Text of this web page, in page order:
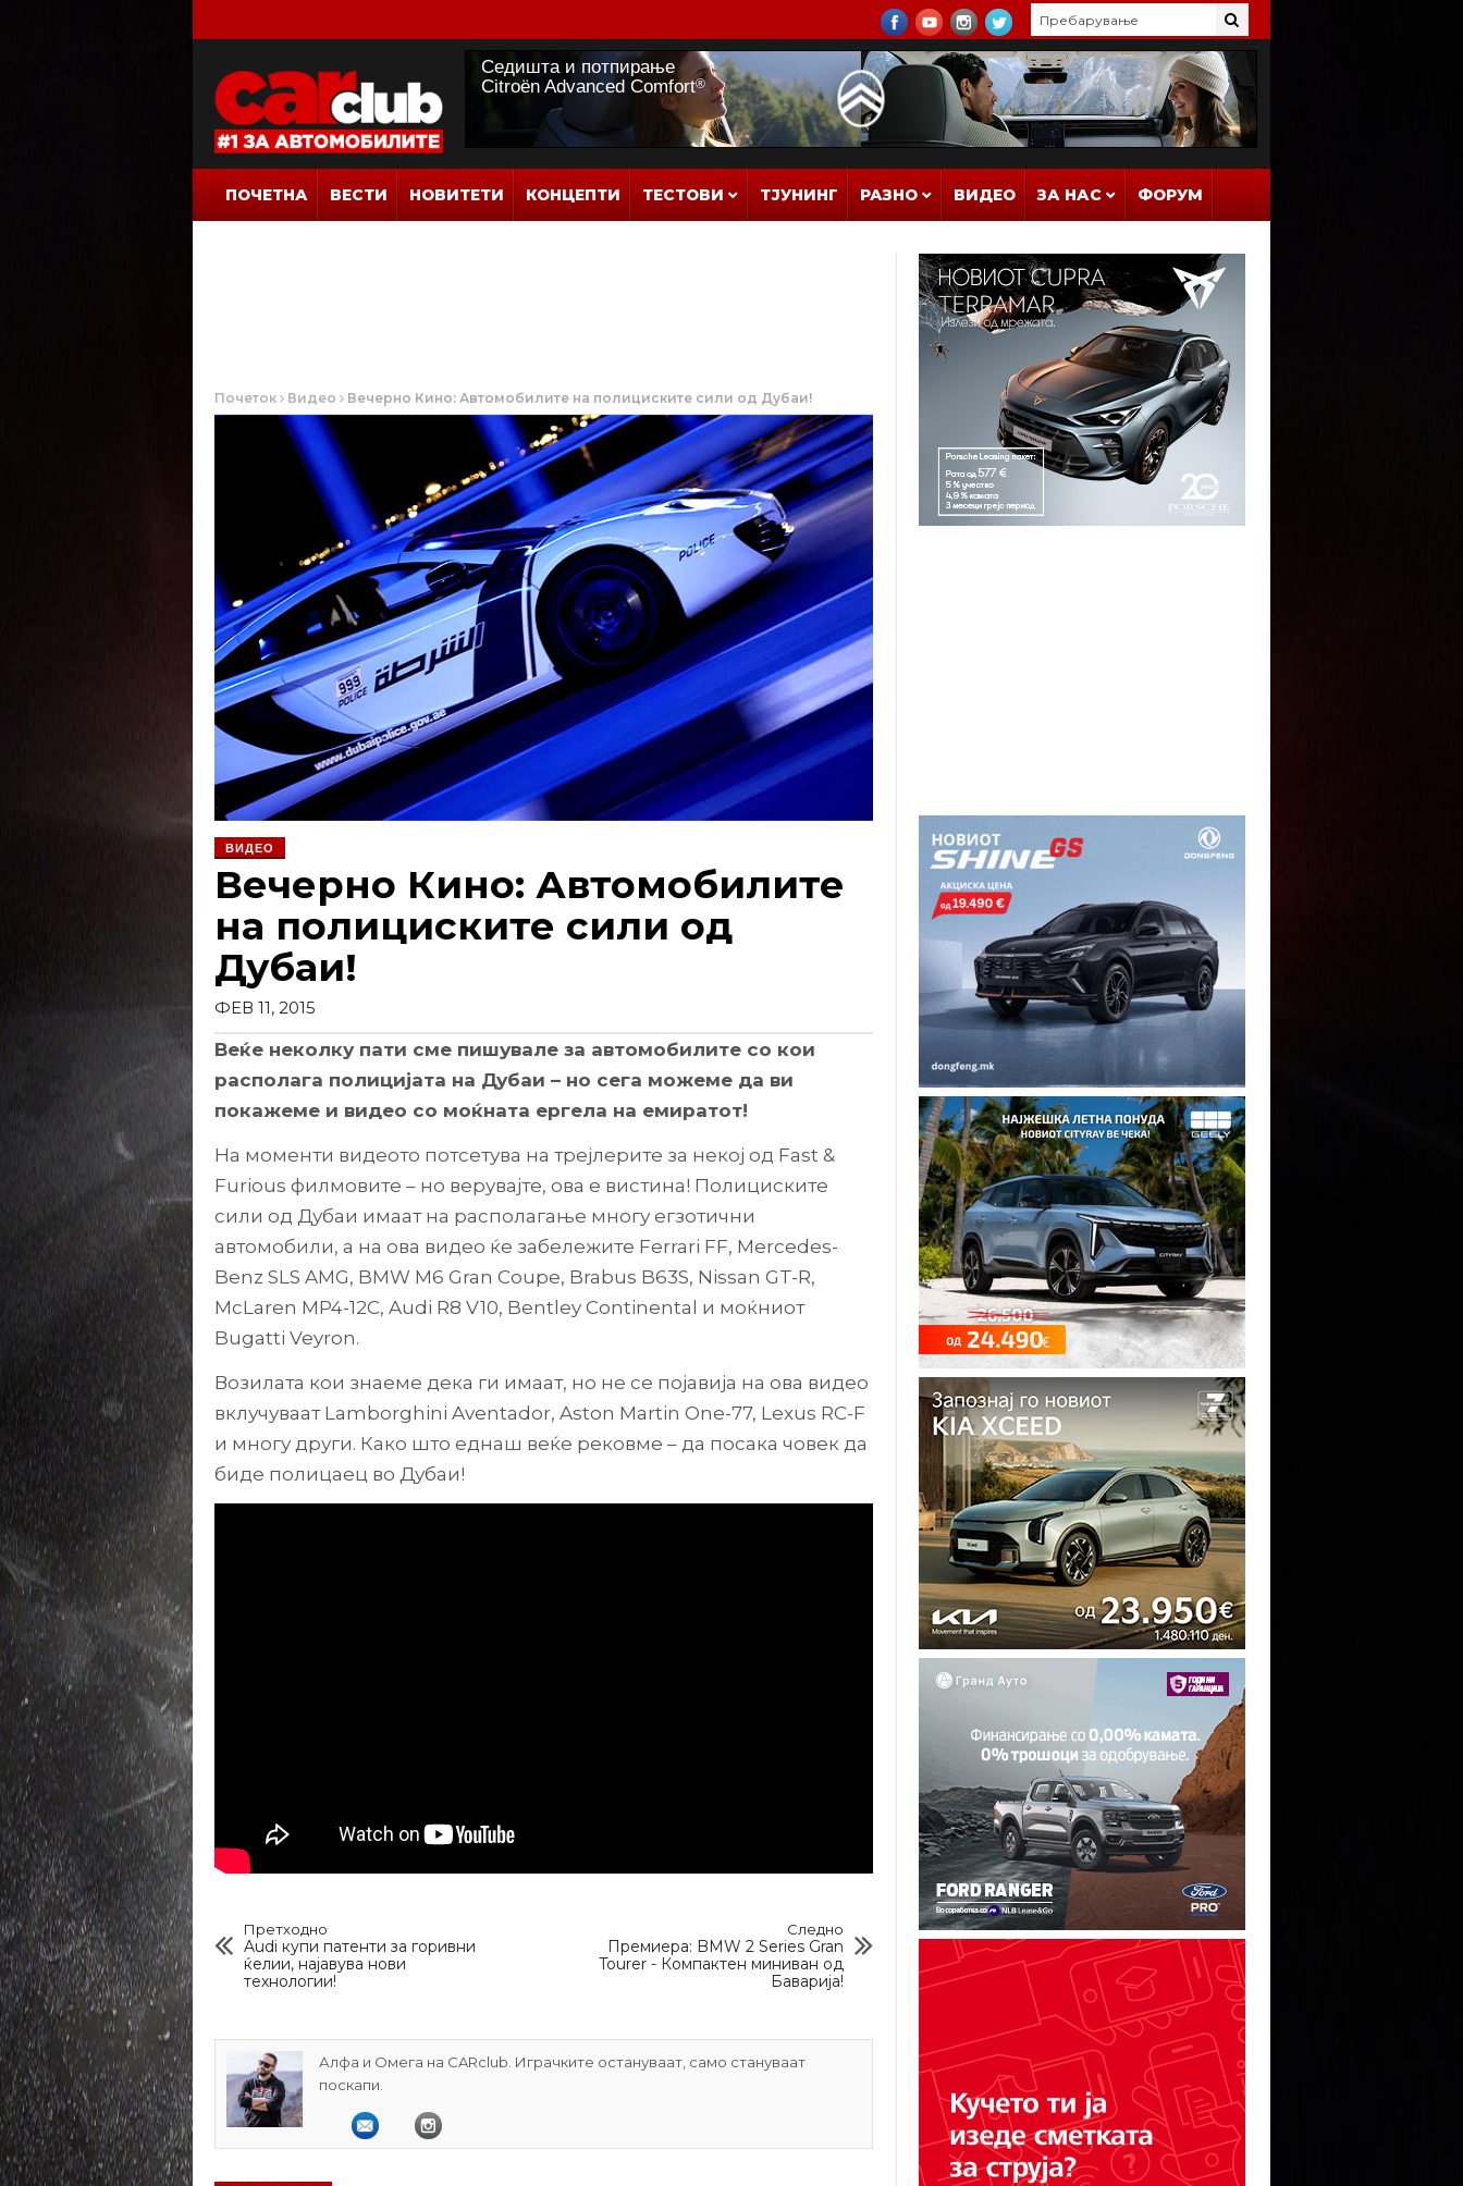
ПОЧЕТНА ВЕСТИ НОВИТЕТИ КОНЦЕПТИ ТЕСТОВИ ТЈУНИНГ РАЗНО ВИДЕО ЗА НАС ФОРУМ
Почеток Видео Вечерно Кино: Автомобилите на полициските сили од Дубаи!
ВИДЕО
Вечерно Кино: Автомобилите
на полициските сили од
Дубаи!
ФЕВ 11, 2015
Веќе неколку пати сме пишувале за автомобилите со кои
располага полицијата на Дубаи – но сега можеме да ви
покажеме и видео со моќната ергела на емиратот!
На моменти видеото потсетува на трејлерите за некој од Fast &
Furious филмовите – но верувајте, ова е вистина! Полициските
сили од Дубаи имаат на располагање многу егзотични
автомобили, а на ова видео ќе забележите Ferrari FF, Mercedes-
Benz SLS AMG, BMW M6 Gran Coupe, Brabus B63S, Nissan GT-R,
McLaren MP4-12C, Audi R8 V10, Bentley Continental и моќниот
Bugatti Veyron.
Возилата кои знаеме дека ги имаат, но не се појавија на ова видео
вклучуваат Lamborghini Aventador, Aston Martin One-77, Lexus RC-F
и многу други. Како што еднаш веќе рековме – да посака човек да
биде полицаец во Дубаи!
Претходно
Audi купи патенти за горивни
ќелии, најавува нови
технологии!
Следно
Премиера: BMW 2 Series Gran
Tourer - Компактен миниван од
Баварија!
Алфа и Омега на CARclub. Играчките остануваат, само стануваат
поскапи.